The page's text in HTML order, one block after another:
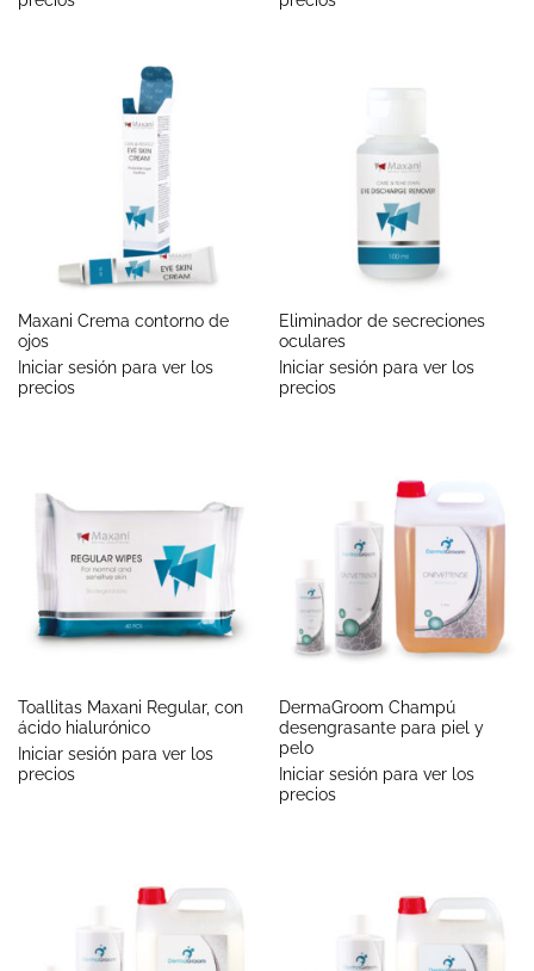
Maxani Crema contorno de
ojos
Iniciar sesión para ver los
precios
Eliminador de secreciones
oculares
Iniciar sesión para ver los
precios
Toallitas Maxani Regular, con
ácido hialurónico
Iniciar sesión para ver los
precios
DermaGroom Champú
desengrasante para piel y
pelo
Iniciar sesión para ver los
precios